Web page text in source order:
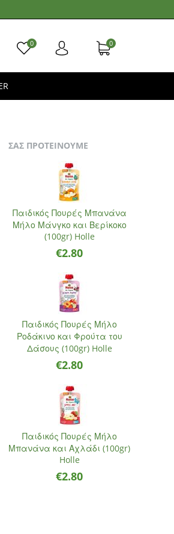
0 0
ΣΑΣ ΠΡΟΤΕΙΝΟΥΜΕ
Παιδικός Πουρές Μπανάνα
Μήλο Μάνγκο και Βερίκοκο
(100gr) Holle
€2.80
Παιδικός Πουρές Μήλο
Ροδάκινο και Φρούτα του
Δάσους (100gr) Holle
€2.80
Παιδικός Πουρές Μήλο
Μπανάνα και Αχλάδι (100gr)
Holle
€2.80